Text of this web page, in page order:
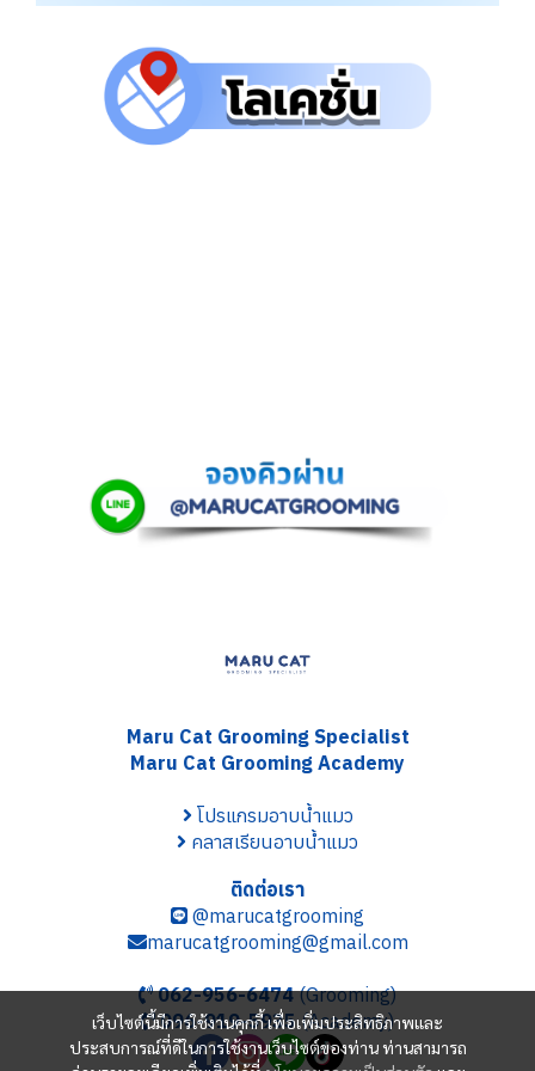
เว็บไซต์นี้มีการใช้งานคุกกี้ เพื่อเพิ่มประสิทธิภาพและ
ประสบการณ์ที่ดีในการใช้งานเว็บไซต์ของท่าน ท่านสามารถ
Maru Cat Grooming Specialist
Maru Cat Grooming Academy
โปรแกรมอาบน้ำแมว
คลาสเรียนอาบน้ำแมว
ติดต่อเรา
@marucatgrooming
marucatgrooming@gmail.com
062-956-6474(Grooming)
096-919-5935(Academy)